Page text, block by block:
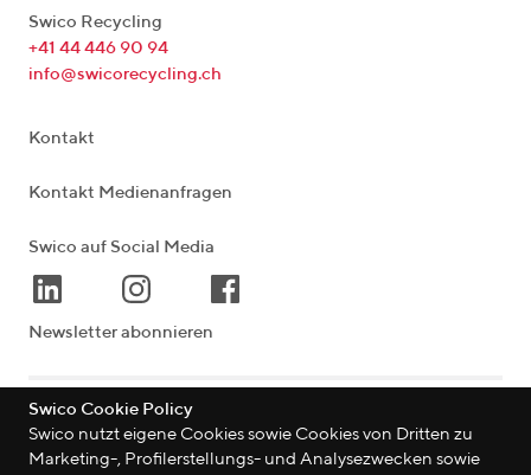
Swico Recycling
+41 44 446 90 94
info@swicorecycling.ch
Kontakt
Kontakt Medienanfragen
Swico auf Social Media
Newsletter abonnieren
Lagerstrasse 33 8004 Zürich | Schweiz
Swico Cookie Policy
Swico nutzt eigene Cookies sowie Cookies von Dritten zu
Marketing-, Profilerstellungs- und Analysezwecken sowie